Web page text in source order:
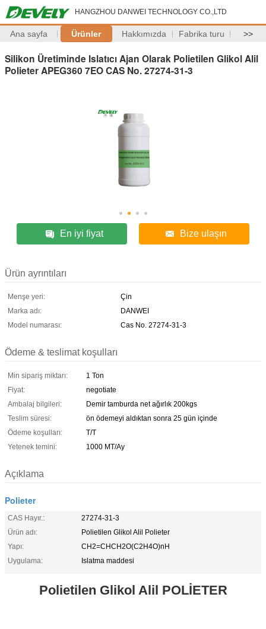
HANGZHOU DANWEI TECHNOLOGY CO.,LTD
Ana sayfa Ürünler Hakkımızda Fabrika turu >>
Silikon Üretiminde Islatıcı Ajan Olarak Polietilen Glikol Alil
Polieter APEG360 7EO CAS No. 27274-31-3
En iyi fiyat Bize ulaşın
Ürün ayrıntıları
Menşe yeri:
Çin
Marka adı:
DANWEI
Model numarası:
Cas No. 27274-31-3
Ödeme & teslimat koşulları
Min sipariş miktarı:
1 Ton
Fiyat:
negotiate
Ambalaj bilgileri:
Demir tamburda net ağırlık 200kgs
Teslim süresi:
ön ödemeyi aldıktan sonra 25 gün içinde
Ödeme koşulları:
T/T
Yetenek temini:
1000 MT/Ay
Açıklama
Polieter
CAS Hayır.:
27274-31-3
Ürün adı:
Polietilen Glikol Alil Polieter
Yapı:
CH2=CHCH2O(C2H4O)nH
Uygulama:
Islatma maddesi
Polietilen Glikol Alil POLİETER